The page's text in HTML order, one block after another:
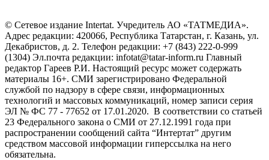
© Сетевое издание Intertat. Учредитель АО «ТАТМЕДИА».
Адрес редакции: 420066, Республика Татарстан, г. Казань, ул.
Декабристов, д. 2. Телефон редакции: +7 (843) 222-0-999
(1304) Эл.почта редакции: infotat@tatar-inform.ru Главный
редактор Гареев Р.И. Настоящий ресурс может содержать
материалы 16+. СМИ зарегистрировано Федеральной
службой по надзору в сфере связи, информационных
технологий и массовых коммуникаций, номер записи серия
ЭЛ № ФС 77 - 77652 от 17.01.2020. В соответствии со статьей
23 Федерального закона о СМИ от 27.12.1991 года при
распространении сообщений сайта “Интертат” другим
средством массовой информации гиперссылка на него
обязательна.